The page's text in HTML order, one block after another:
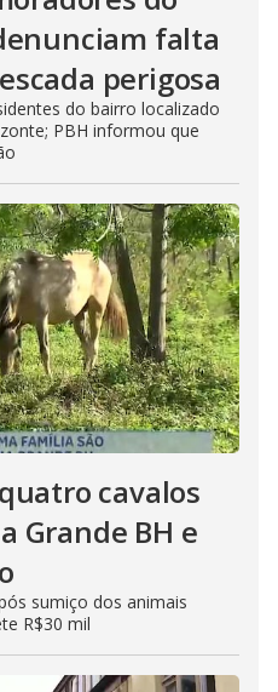
falta
perigosa
do bairro localizado
PBH informou que
cavalos
Grande BH e
sumiço dos animais
R$30 mil